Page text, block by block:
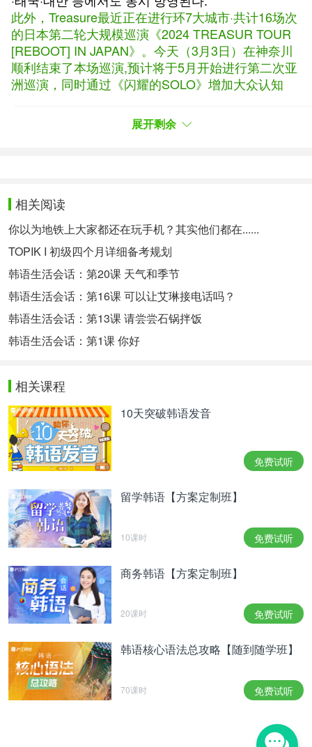
此外，Treasure最近正在进行环7大城市·共计16场次
的日本第二轮大规模巡演《2024 TREASUR TOUR
[REBOOT] IN JAPAN》。今天（3月3日）在神奈川
顺利结束了本场巡演,预计将于5月开始进行第二次亚
洲巡演，同时通过《闪耀的SOLO》增加大众认知
日本、泰国、中国台湾等地也将同时播出。
침묵【名词】沉默
어색함【名词】尴尬
출연진【名词】出演阵容，出演阵，出演人员
쪽지【形容词】纸条
重点语法：
-인 만큼
고래만큼 큰 동물은 없어요.
没有比鲸鱼更大的动物了。
경주만큼 인상적인 곳은 없었어요.
没有像庆州这样令人印象深刻的地方了。
相关推荐：
从清纯女idol到性感女主播，这些女孩们经历了什
么？
豪杰春香男主借钱不还？！
本翻译为沪江韩语原创，禁止转载
相关热点： 韩国影视娱乐
展开剩余
相关阅读
你以为地铁上大家都还在玩手机？其实他们都在......
TOPIK I 初级四个月详细备考规划
韩语生活会话：第20课 天气和季节
韩语生活会话：第16课 可以让艾琳接电话吗？
韩语生活会话：第13课 请尝尝石锅拌饭
韩语生活会话：第1课 你好
相关课程
10天突破韩语发音
免费试听
留学韩语【方案定制班】
10课时 免费试听
商务韩语【方案定制班】
20课时 免费试听
韩语核心语法总攻略【随到随学班】
70课时 免费试听